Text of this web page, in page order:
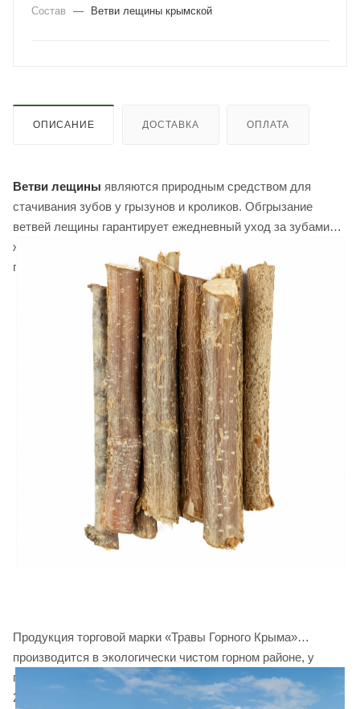
Состав
— Ветви лещины крымской
ОПИСАНИЕ ДОСТАВКА ОПЛАТА
Ветви лещины являются природным средством для
стачивания зубов у грызунов и кроликов. Обгрызание
ветвей лещины гарантирует ежедневный уход за зубами
животных. Также полезные ветви лещины отвлекут
питомца на длительное время
Продукция торговой марки «Травы Горного Крыма»
производится в экологически чистом горном районе, у
подножия горы Ай-Петри. Наше предприятие создано в
2004 году, занимается сбором и фасовкой трав уже более